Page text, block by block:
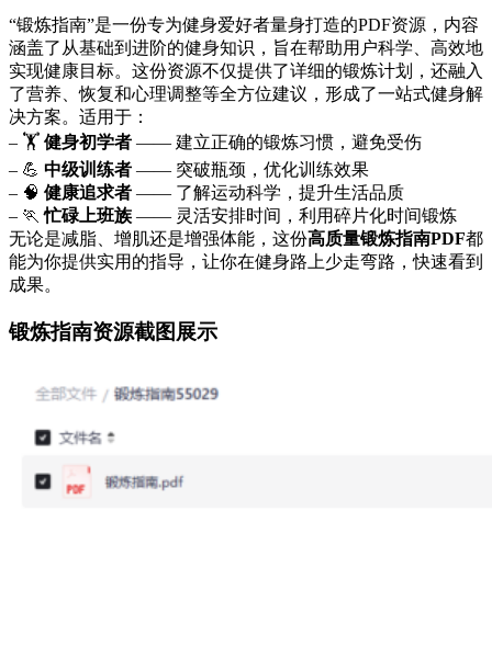
“锻炼指南”是一份专为健身爱好者量身打造的PDF资源，内容
涵盖了从基础到进阶的健身知识，旨在帮助用户科学、高效地
实现健康目标。这份资源不仅提供了详细的锻炼计划，还融入
了营养、恢复和心理调整等全方位建议，形成了一站式健身解
决方案。适用于：
– 🏋️ 健身初学者 —— 建立正确的锻炼习惯，避免受伤
– 💪 中级训练者 —— 突破瓶颈，优化训练效果
– 🧠 健康追求者 —— 了解运动科学，提升生活品质
– 🏃忙碌上班族 —— 灵活安排时间，利用碎片化时间锻炼
无论是减脂、增肌还是增强体能，这份高质量锻炼指南PDF都
能为你提供实用的指导，让你在健身路上少走弯路，快速看到
成果。
锻炼指南资源截图展示